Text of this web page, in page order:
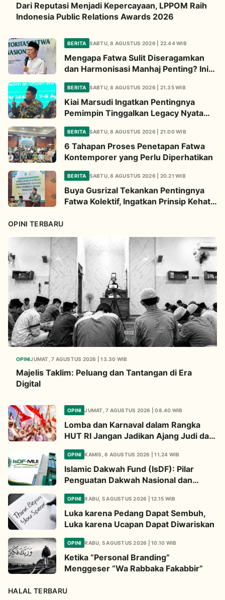
Dari Reputasi Menjadi Kepercayaan, LPPOM Raih
Indonesia Public Relations Awards 2026
BERITA SABTU, 8 AGUSTUS 2026 | 22.44 WIB
Mengapa Fatwa Sulit Diseragamkan
dan Harmonisasi Manhaj Penting? Ini
Penjelasan Kiai Cholil
BERITA SABTU, 8 AGUSTUS 2026 | 21.35 WIB
Kiai Marsudi Ingatkan Pentingnya
Pemimpin Tinggalkan Legacy Nyata
untuk Umat
BERITA SABTU, 8 AGUSTUS 2026 | 21.00 WIB
6 Tahapan Proses Penetapan Fatwa
Kontemporer yang Perlu Diperhatikan
BERITA SABTU, 8 AGUSTUS 2026 | 20.21 WIB
Buya Gusrizal Tekankan Pentingnya
Fatwa Kolektif, Ingatkan Prinsip Kehati-
OPINI TERBARU
OPINIJUMAT, 7 AGUSTUS 2026 | 13.30 WIB
Majelis Taklim: Peluang dan Tantangan di Era
Digital
OPINI JUMAT, 7 AGUSTUS 2026 | 08.40 WIB
Lomba dan Karnaval dalam Rangka
HUT RI Jangan Jadikan Ajang Judi dan
OPINI KAMIS, 6 AGUSTUS 2026 | 11.24 WIB
Islamic Dakwah Fund (IsDF): Pilar
Penguatan Dakwah Nasional dan
OPINI RABU, 5 AGUSTUS 2026 | 12.15 WIB
Luka karena Pedang Dapat Sembuh,
Luka karena Ucapan Dapat Diwariskan
OPINI RABU, 5 AGUSTUS 2026 | 10.10 WIB
Ketika “Personal Branding”
Menggeser “Wa Rabbaka Fakabbir”
HALAL TERBARU